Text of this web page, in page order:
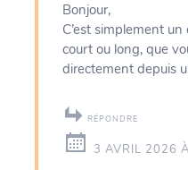
Bonjour,
C’est simplement
court ou long, que
directement depuis
RÉPONDRE
3 AVRIL 2026